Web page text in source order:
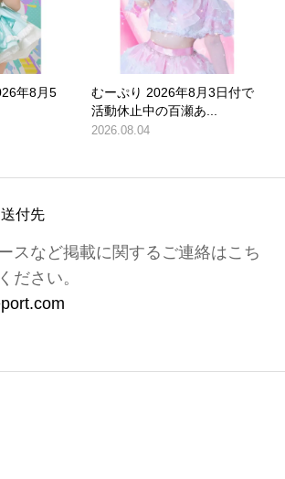
年8月5
むーぷり 2026年8月3日付で
活動休止中の百瀬あ...
2026.08.04
付先
スなど掲載に関するご連絡はこち
ださい。